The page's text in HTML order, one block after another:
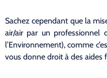
Sachez cependant que la
air/air par un professionnel
l’Environnement), comme
vous donne droit à des aides